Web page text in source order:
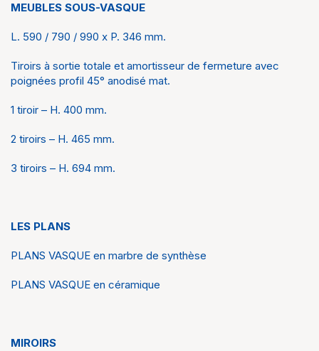
MEUBLES SOUS-VASQUE
L. 590 / 790 / 990 x P. 346 mm.
Tiroirs à sortie totale et amortisseur de fermeture avec
poignées profil 45° anodisé mat.
1 tiroir – H. 400 mm.
2 tiroirs – H. 465 mm.
3 tiroirs – H. 694 mm.
LES PLANS
PLANS VASQUE en marbre de synthèse
PLANS VASQUE en céramique
MIROIRS
Univers
Marque
Collection Aubade Création